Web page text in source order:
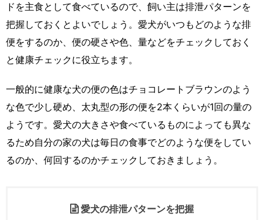
ドを主食として食べているので、飼い主は排泄パターンを
把握しておくとよいでしょう。愛犬がいつもどのような排
便をするのか、便の硬さや色、量などをチェックしておく
と健康チェックに役立ちます。
一般的に健康な犬の便の色はチョコレートブラウンのよう
な色で少し硬め、太丸型の形の便を2本くらいが1回の量の
ようです。愛犬の大きさや食べているものによっても異な
るため自分の家の犬は毎日の食事でどのような便をしてい
るのか、何回するのかチェックしておきましょう。
愛犬の排泄パターンを把握